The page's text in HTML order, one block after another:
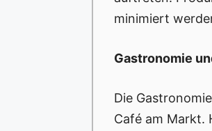
minimiert
Gastronomie
Die
Café am Markt.